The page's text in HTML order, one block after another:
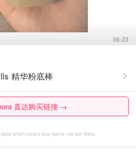
06-23
Anastasia Beverly Hills 精华粉底棒
直达购买链接 →
when users buy items via our links.